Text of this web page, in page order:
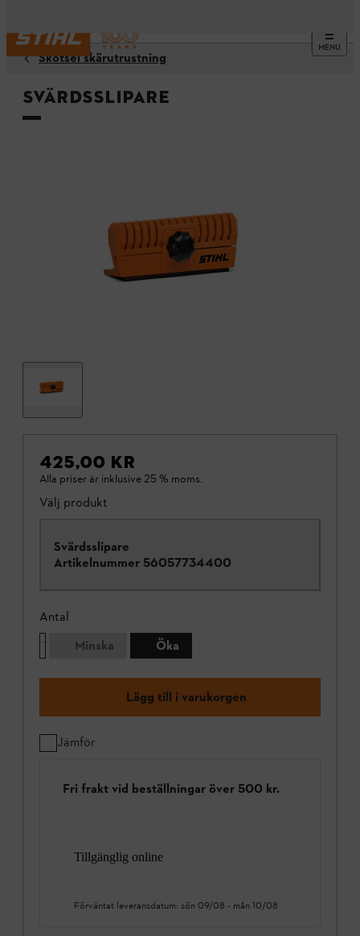
MENU
Skötsel skärutrustning
Svärdsslipare
425,00 KR
Alla priser är inklusive 25 % moms.
Välj produkt
Svärdsslipare
Artikelnummer 56057734400
Antal
Minska
Öka
Lägg till i varukorgen
Jämför
Fri frakt vid beställningar över 500 kr.
Tillgänglig online
Förväntat leveransdatum: sön 09/08 - mån 10/08